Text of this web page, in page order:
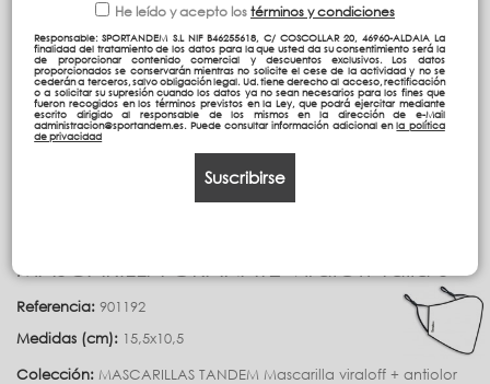
He leído y acepto los términos y condiciones
Responsable: SPORTANDEM S.L NIF B46255618, C/ COSCOLLAR 20, 46960-ALDAIA La
finalidad del tratamiento de los datos para la que usted da su consentimiento será la
de proporcionar contenido comercial y descuentos exclusivos. Los datos
proporcionados se conservarán mientras no solicite el cese de la actividad y no se
cederán a terceros, salvo obligación legal. Ud. tiene derecho al acceso, rectificación
o a solicitar su supresión cuando los datos ya no sean necesarios para los fines que
fueron recogidos en los términos previstos en la Ley, que podrá ejercitar mediante
escrito dirigido al responsable de los mismos en la dirección de e-Mail
administracion@sportandem.es. Puede consultar información adicional enla política
de privacidad
Suscribirse
MASCARILLA GRANATE ViralOff Talla S
Referencia: 901192
Medidas (cm): 15,5x10,5
Colección: MASCARILLAS TANDEM Mascarilla viraloff + antiolor